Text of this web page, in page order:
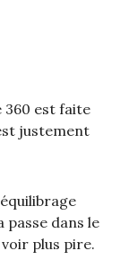
360 est faite
justement
passe dans le
plus pire.